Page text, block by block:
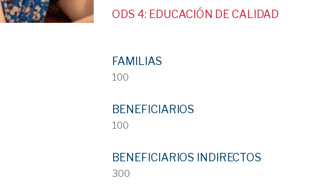
ODS 4: EDUCACIÓN DE CALIDAD
FAMILIAS
100
BENEFICIARIOS
100
BENEFICIARIOS INDIRECTOS
300